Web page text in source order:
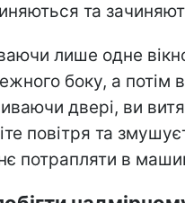
та
лише одне
боку, а потім
двері, ви
повітря та
потрапляти в